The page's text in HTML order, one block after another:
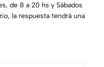
de 8 a 20 hs y Sábados
la respuesta tendrá una